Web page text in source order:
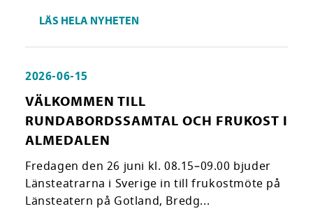
LÄS HELA NYHETEN
2026-06-15
VÄLKOMMEN TILL
RUNDABORDSSAMTAL OCH FRUKOST I
ALMEDALEN
Fredagen den 26 juni kl. 08.15–09.00 bjuder
Länsteatrarna i Sverige in till frukostmöte på
Länsteatern på Gotland, Bredg...